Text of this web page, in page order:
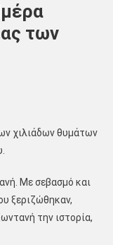
των
χιλιάδων θυμάτων
Με σεβασμό και
ξεριζώθηκαν,
την ιστορία,